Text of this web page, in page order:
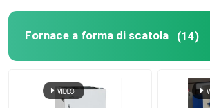
forno a camera
forno di tunnel
Fornace a forma di scatola (14)